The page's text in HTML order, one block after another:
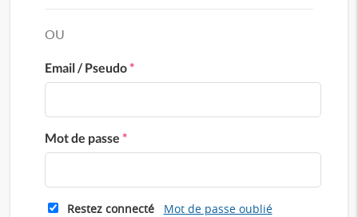
OU
Email / Pseudo*
Mot de passe *
Restez connecté Mot de passe oublié